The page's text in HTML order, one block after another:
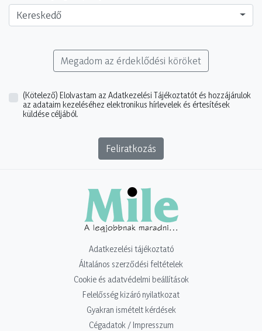
Kereskedő
Megadom az érdeklődési köröket
(Kötelező) Elolvastam az Adatkezelési Tájékoztatót és hozzájárulok
az adataim kezeléséhez elektronikus hírlevelek és értesítések
küldése céljából.
Feliratkozás
Adatkezelési tájékoztató
Általános szerződési feltételek
Cookie és adatvédelmi beállítások
Felelősség kizáró nyilatkozat
Gyakran ismételt kérdések
Cégadatok / Impresszum